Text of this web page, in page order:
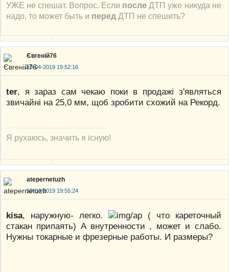
УЖЕ не спешат. Вопрос. Если после ДТП уже никуда не
надо, то может быть и перед ДТП не спешить?
Євгеній76
10-04-2019 19:52:16
ter, я зараз сам чекаю поки в продажі з'являться
звичайні на 25,0 мм, щоб зробити схожий на Рекорд.
Я рухаюсь, значить я існую!
atepernetuzh
10-04-2019 19:55:24
kisa, наружную- легко.
( что кареточный
стакан припаять) А внутренности , может и слабо.
Нужны токарные и фрезерные работы. И размеры?